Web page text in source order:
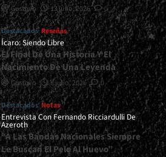
Gustavo 13 julio, 2026 0
Destacados Reseñas
Ícaro: Siendo Libre
El Final De Una Historia Y El
Nacimiento De Una Leyenda
Gustavo 8 julio, 2026 0
Destacados Notas
Entrevista Con Fernando Ricciardulli De
Azeroth
“A Las Bandas Nacionales Siempre
Le Buscan El Pelo Al Huevo”